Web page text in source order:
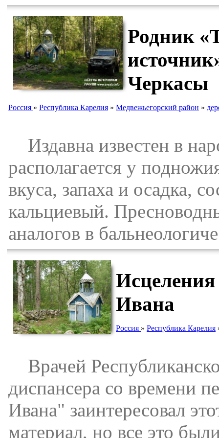
Родник
Черкасы
Россия » Республика Карелия » Медвежьегорский район »
Издавна известен в
располагается у
вкуса, запаха и осадка,
кальциевый.
аналогов в
Исцеления
Ивана
Россия » Республика Карелия
Врачей
диспансера со времени
Ивана" заинтересовал
материал, но все это